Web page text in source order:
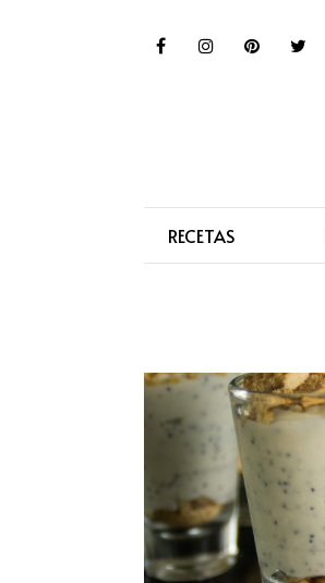
RECETAS